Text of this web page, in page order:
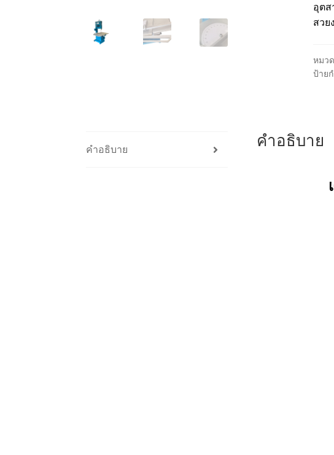
อุตส
สว
หมว
ป้าย
คำอธิบาย คำอธิบาย